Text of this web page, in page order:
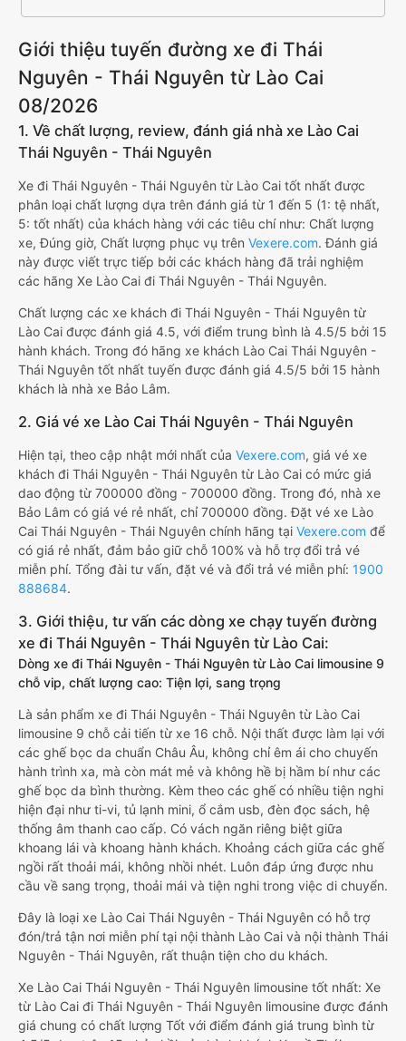
Giới thiệu tuyến đường xe đi Thái
Nguyên - Thái Nguyên từ Lào Cai
08/2026
1. Về chất lượng, review, đánh giá nhà xe Lào Cai
Thái Nguyên - Thái Nguyên
Xe đi Thái Nguyên - Thái Nguyên từ Lào Cai tốt nhất được
phân loại chất lượng dựa trên đánh giá từ 1 đến 5 (1: tệ nhất,
5: tốt nhất) của khách hàng với các tiêu chí như: Chất lượng
xe, Đúng giờ, Chất lượng phục vụ trên Vexere.com. Đánh giá
này được viết trực tiếp bởi các khách hàng đã trải nghiệm
các hãng Xe Lào Cai đi Thái Nguyên - Thái Nguyên.
Chất lượng các xe khách đi Thái Nguyên - Thái Nguyên từ
Lào Cai được đánh giá 4.5, với điểm trung bình là 4.5/5 bởi 15
hành khách. Trong đó hãng xe khách Lào Cai Thái Nguyên -
Thái Nguyên tốt nhất tuyến được đánh giá 4.5/5 bởi 15 hành
khách là nhà xe Bảo Lâm.
2. Giá vé xe Lào Cai Thái Nguyên - Thái Nguyên
Hiện tại, theo cập nhật mới nhất của Vexere.com, giá vé xe
khách đi Thái Nguyên - Thái Nguyên từ Lào Cai có mức giá
dao động từ 700000 đồng - 700000 đồng. Trong đó, nhà xe
Bảo Lâm có giá vé rẻ nhất, chỉ 700000 đồng. Đặt vé xe Lào
Cai Thái Nguyên - Thái Nguyên chính hãng tại Vexere.com để
có giá rẻ nhất, đảm bảo giữ chỗ 100% và hỗ trợ đổi trả vé
miễn phí. Tổng đài tư vấn, đặt vé và đổi trả vé miễn phí: 1900
888684.
3. Giới thiệu, tư vấn các dòng xe chạy tuyến đường
xe đi Thái Nguyên - Thái Nguyên từ Lào Cai:
Dòng xe đi Thái Nguyên - Thái Nguyên từ Lào Cai limousine 9
chỗ vip, chất lượng cao: Tiện lợi, sang trọng
Là sản phẩm xe đi Thái Nguyên - Thái Nguyên từ Lào Cai
limousine 9 chỗ cải tiến từ xe 16 chỗ. Nội thất được làm lại với
các ghế bọc da chuẩn Châu Âu, không chỉ êm ái cho chuyến
hành trình xa, mà còn mát mẻ và không hề bị hầm bí như các
ghế bọc da bình thường. Kèm theo các ghế có nhiều tiện nghi
hiện đại như ti-vi, tủ lạnh mini, ổ cắm usb, đèn đọc sách, hệ
thống âm thanh cao cấp. Có vách ngăn riêng biệt giữa
khoang lái và khoang hành khách. Khoảng cách giữa các ghế
ngồi rất thoải mái, không nhồi nhét. Luôn đáp ứng được nhu
cầu về sang trọng, thoải mái và tiện nghi trong việc di chuyển.
Đây là loại xe Lào Cai Thái Nguyên - Thái Nguyên có hỗ trợ
đón/trả tận nơi miễn phí tại nội thành Lào Cai và nội thành Thái
Nguyên - Thái Nguyên, rất thuận tiện cho du khách.
Xe Lào Cai Thái Nguyên - Thái Nguyên limousine tốt nhất: Xe
từ Lào Cai đi Thái Nguyên - Thái Nguyên limousine được đánh
giá chung có chất lượng Tốt với điểm đánh giá trung bình từ